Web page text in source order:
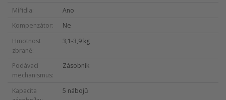
Mířidla
Ano
Kompenzátor
Ne
Hmotnost
zbraně
3,1-3,9 kg
Podávací
mechanismus
Zásobník
Kapacita
5 nábojů